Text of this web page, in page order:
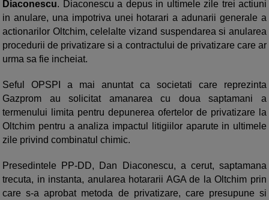
Diaconescu. Diaconescu a depus in ultimele zile trei actiuni
in anulare, una impotriva unei hotarari a adunarii generale a
actionarilor Oltchim, celelalte vizand suspendarea si anularea
procedurii de privatizare si a contractului de privatizare care ar
urma sa fie incheiat.
Seful OPSPI a mai anuntat ca societati care reprezinta
Gazprom au solicitat amanarea cu doua saptamani a
termenului limita pentru depunerea ofertelor de privatizare la
Oltchim pentru a analiza impactul litigiilor aparute in ultimele
zile privind combinatul chimic.
Presedintele PP-DD, Dan Diaconescu, a cerut, saptamana
trecuta, in instanta, anularea hotararii AGA de laOltchim prin
care s-a aprobat metoda de privatizare, care presupune si